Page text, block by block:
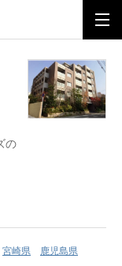
特集
の
宮崎県 鹿児島県